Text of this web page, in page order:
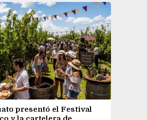
presentó el Festival